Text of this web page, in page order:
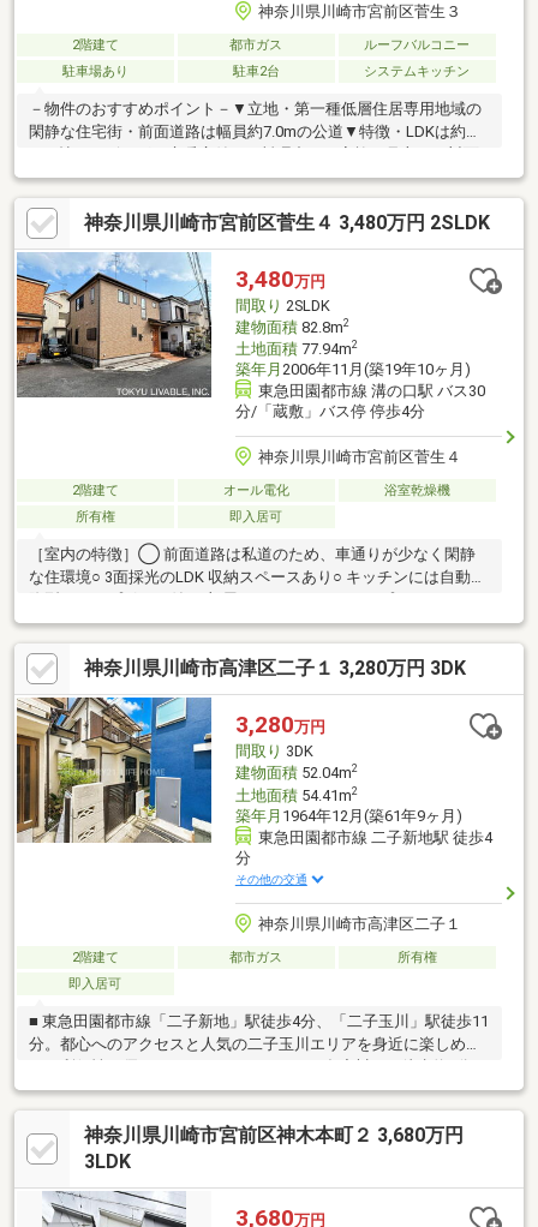
神奈川県川崎市宮前区菅生３
2階建て 都市ガス
ルーフバルコニー
駐車場あり
駐車2台 システムキッチン
－物件のおすすめポイント－▼立地・第一種低層住居専用地域の
閑静な住宅街・前面道路は幅員約7.0mの公道▼特徴・LDKは約
式キッチン・和室がLDに隣接・主寝室は約9.0帖、南向きバルコニ
ー付・浴室乾燥機有・並列2台駐車可能(車種制限有)・外壁塗装・
屋根塗装（2023年12月完了）・給湯器交換（2025年8月）▼設
備・太陽光パネル(2019年2月)▼周辺環境・川崎市立稗原小学校
徒歩2分(約160m)■ ご希望の住まい探しをお手伝いします物件の詳
細・ご相談はお気軽にお問い合わせください。
神奈川県川崎市宮前区菅生４ 3,480万円 2SLDK
3,480万円
間取り 2SLDK
建物面積82.8m2
土地面積77.94m2
築年月 2006年11月(築19年10ヶ月)
東急田園都市線 溝の口駅 バス30
分/「蔵敷」バス停 停歩4分
神奈川県川崎市宮前区菅生４
2階建て オール電化
浴室乾燥機
所有権
即入居可
［室内の特徴］◯ 前面道路は私道のため、車通りが少なく閑静
な住環境○ 3面採光のLDK 収納スペースあり○ キッチンには自動昇
○ 和室には大容量のウォークインクローゼット○ 2階のホールから
はクローゼット（納戸収納）に入室可能 ご趣味のものや場所を取
るものを収納できます［担当者から］3駅アクセス可能な菅生4丁
目の戸建物件です。室内は丁寧に使われており、クリーニングも
実施済みです。2階はゆとりあるクローゼットや納戸スペースがあ
り、ご家族のお荷物も収納いただけます。お気軽にお問い合わせ
ください。
神奈川県川崎市高津区二子１ 3,280万円 3DK
3,280万円
間取り 3DK
建物面積52.04m2
土地面積54.41m2
築年月 1964年12月(築61年9ヶ月)
東急田園都市線 二子新地駅 徒歩4
分
その他の交通
神奈川県川崎市高津区二子１
2階建て 都市ガス
所有権
即入居可
■ 東急田園都市線「二子新地」駅徒歩4分、「二子玉川」駅徒歩11
分。都心へのアクセスと人気の二子玉川エリアを身近に楽しめ
四季折々の自然を感じながら、散歩やジョギング、サイクリング
など、ゆとりあるリバーサイドライフを満喫できます。■ スーパ
ー・コンビニ・商店街が徒歩圏内に揃い、毎日のお買い物も快
適。人気の「二子玉川ライズ」へも徒歩約14分で、ショッピング
を身近に感じながら、自分らしい暮らしを実現できる、利便性と
神奈川県川崎市宮前区神木本町２ 3,680万円
3LDK
3,680万円